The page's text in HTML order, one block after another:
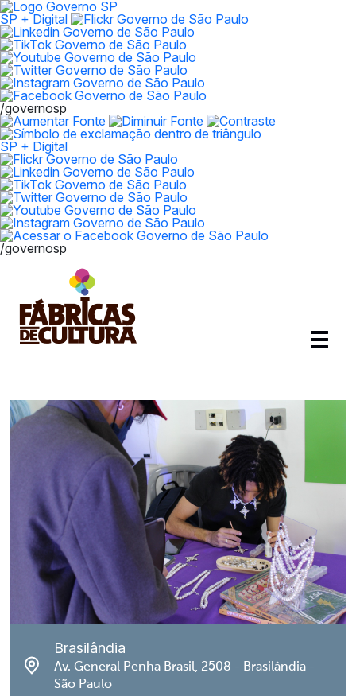
SP + Digital
/governosp
SP + Digital
/governosp
Brasilândia
Av. General Penha Brasil, 2508 - Brasilândia -
São Paulo